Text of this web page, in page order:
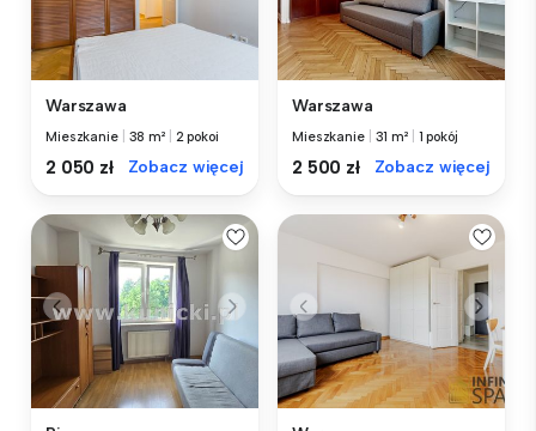
Warszawa
Mieszkanie 38 m² 2 pokoi
2 050 zł Zobacz więcej
Warszawa
Mieszkanie 31 m² 1 pokój
2 500 zł Zobacz więcej